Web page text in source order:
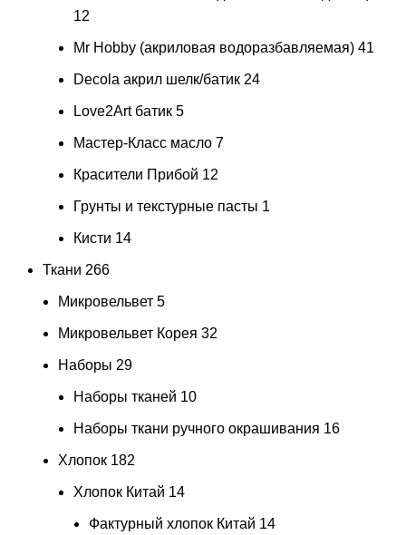
12
Mr Hobby (акриловая водоразбавляемая) 41
Decola акрил шелк/батик 24
Love2Art батик 5
Мастер-Класс масло 7
Красители Прибой 12
Грунты и текстурные пасты 1
Кисти 14
Ткани 266
Микровельвет 5
Микровельвет Корея 32
Наборы 29
Наборы тканей 10
Наборы ткани ручного окрашивания 16
Хлопок 182
Хлопок Китай 14
Фактурный хлопок Китай 14